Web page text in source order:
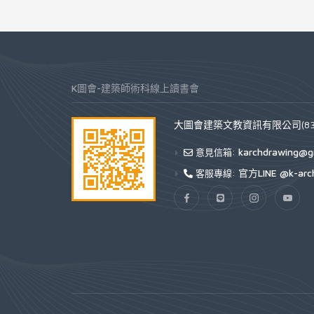
K圖會-建築師術科線上讀書會
大圖會建築文教資訊有限公司
意見信箱:
客服專線: 官方LINE @k-